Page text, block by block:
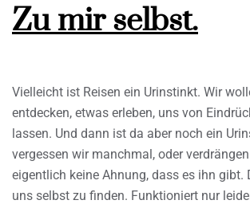
Zu mir selbst.
Vielleicht ist Reisen ein Urinstinkt. Wir
entdecken, etwas erleben, uns von
lassen. Und dann ist da aber noch ein
vergessen wir manchmal, oder
eigentlich keine Ahnung, dass es ihn gibt.
uns selbst zu finden. Funktioniert nur